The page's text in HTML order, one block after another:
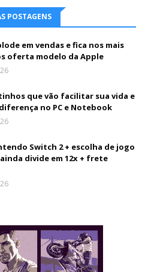
POSTAGENS
em vendas e fica nos mais
oferta modelo da Apple
que vão facilitar sua vida e
no PC e Notebook
Switch 2 + escolha de jogo
divide em 12x + frete